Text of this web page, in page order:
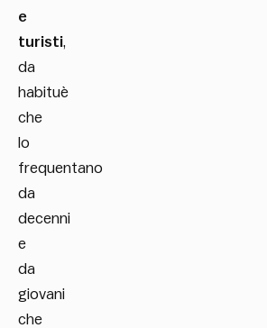
e
turisti,
da
habituè
che
lo
frequentano
da
decenni
e
da
giovani
che